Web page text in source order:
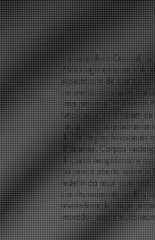
Um complexo Cultural,
2500 lugares e um palco
espectáculo de ópera,
um evento desportivo,
uma praça integrado no
funcional mas também
integra. O
das sinergias funcionais
diferentes. Corpos
discurso neoplástico e
Da praça aberta sobre o
redefinida aqui com
simultaneamente
reveladora das suas
inovador mas